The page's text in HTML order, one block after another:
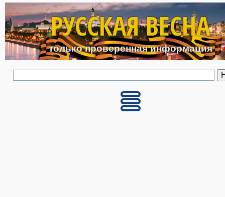
Перейти к основному
РУССКАЯ ВЕСНА
только проверенная информация